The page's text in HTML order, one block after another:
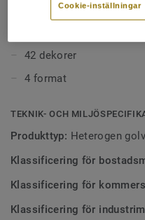
Enkel renovering
42 dekorer
4 format
TEKNIK- OCH
Produkttyp: Heterogen
Klassificering för
Klassificering för
Klassificering för
Cookie-inställningar